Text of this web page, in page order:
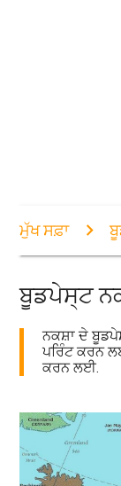
ਮੁੱਖ ਸਫ਼ਾ
ਬੂਡਪੇਸ੍ਟ
ਨਕਸ਼ਾ ਦੇ
ਪਰਿੰਟ ਕਰਨ
ਕਰਨ ਲਈ.